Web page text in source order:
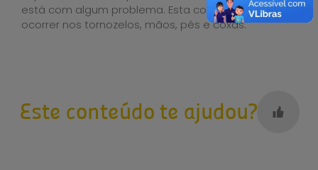
está com algum problema. Esta condição pode
ocorrer nos tornozelos, mãos, pés e coxas.
Este conteúdo te ajudou?